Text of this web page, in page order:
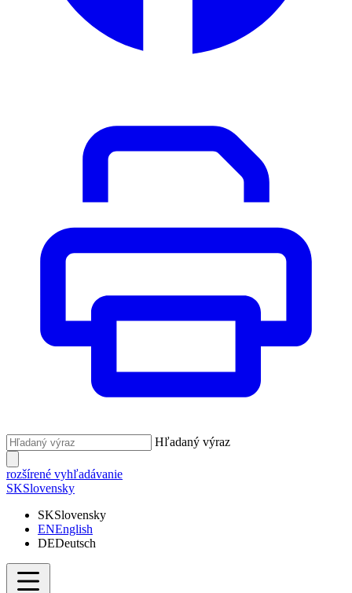
Hľadaný výraz
rozšírené vyhľadávanie
SKSlovensky
SKSlovensky
ENEnglish
DEDeutsch